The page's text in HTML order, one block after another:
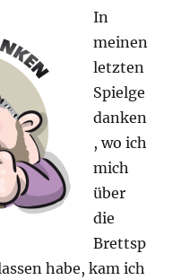
In
meinen
letzten
Spielge
danken
, wo ich
mich
über
die
Brettsp
habe, kam ich